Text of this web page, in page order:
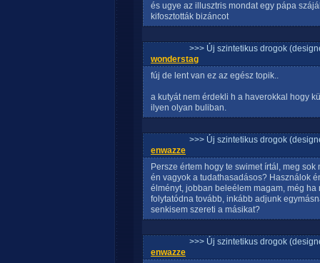
és ugye az illusztris mondat egy pápa
kifosztották bizáncot
>>> Új szintetikus drogok
wonderstag
fúj de lent van ez az egész topik..
a kutyát nem érdekli h a haverokkal hogy
ilyen olyan buliban.
>>> Új szintetikus drogok
enwazze
Persze értem hogy te swimet írtál, meg
én vagyok a tudathasadásos? Használok
élményt, jobban beleélem magam, még
folytatódna tovább, inkább adjunk
senkisem szereti a másikat?
>>> Új szintetikus drogok
enwazze